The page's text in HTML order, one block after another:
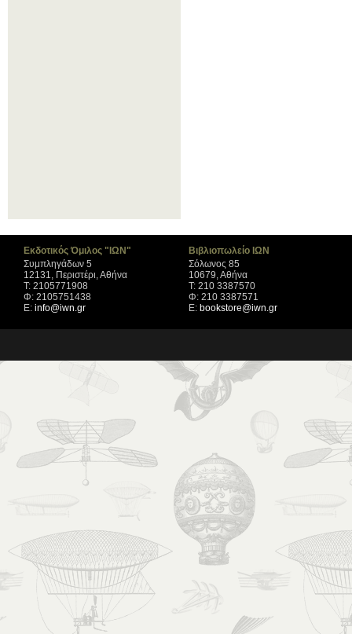
Εκδοτικός Όμιλος "ΙΩΝ"
Συμπληγάδων 5
12131, Περιστέρι, Αθήνα
Τ: 2105771908
Φ: 2105751438
Ε: info@iwn.gr
Βιβλιοπωλείο ΙΩΝ
Σόλωνος 85
10679, Αθήνα
Τ: 210 3387570
Φ: 210 3387571
Ε: bookstore@iwn.gr